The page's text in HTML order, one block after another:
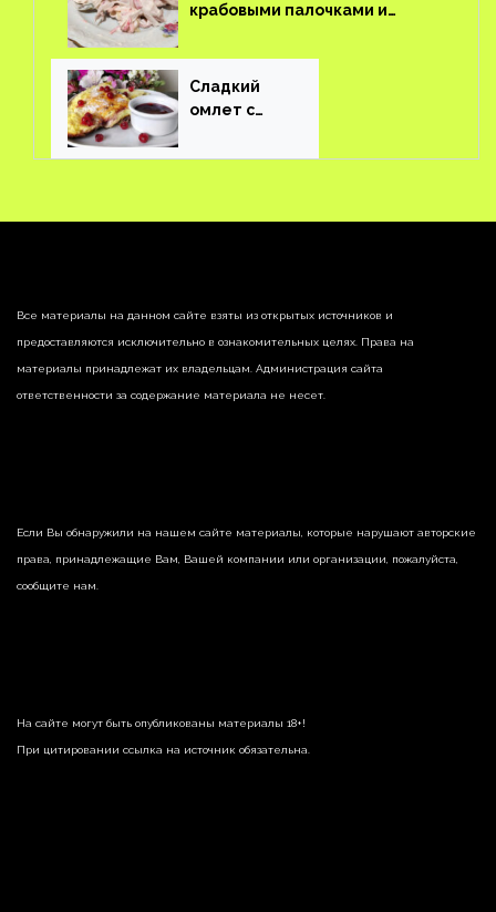
крабовыми палочками и
Сладкий
омлет с
Все материалы на данном сайте взяты из открытых источников и
предоставляются исключительно в ознакомительных целях. Права на
материалы принадлежат их владельцам. Администрация сайта
ответственности за содержание материала не несет.
Если Вы обнаружили на нашем сайте материалы, которые нарушают авторские
права, принадлежащие Вам, Вашей компании или организации, пожалуйста,
сообщите нам.
На сайте могут быть опубликованы материалы 18+!
При цитировании ссылка на источник обязательна.